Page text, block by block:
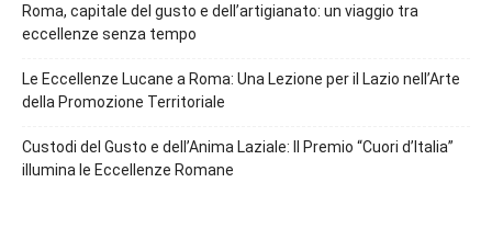
Roma, capitale del gusto e dell’artigianato: un viaggio tra
eccellenze senza tempo
Le Eccellenze Lucane a Roma: Una Lezione per il Lazio nell’Arte
della Promozione Territoriale
Custodi del Gusto e dell’Anima Laziale: Il Premio “Cuori d’Italia”
illumina le Eccellenze Romane